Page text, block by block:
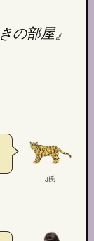
の部屋』
J氏